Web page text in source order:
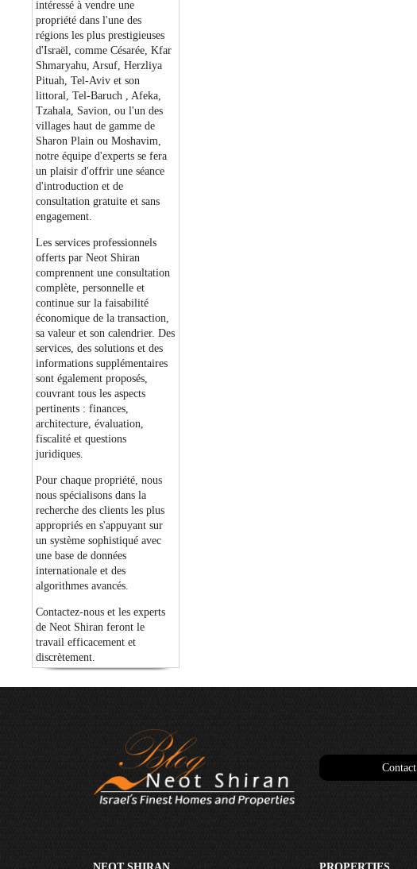
intéressé à vendre une
propriété dans l'une des
régions les plus prestigieuses
d'Israël, comme Césarée, Kfar
Shmaryahu, Arsuf, Herzliya
Pituah, Tel-Aviv et son
littoral, Tel-Baruch , Afeka,
Tzahala, Savion, ou l'un des
villages haut de gamme de
Sharon Plain ou Moshavim,
notre équipe d'experts se fera
un plaisir d'offrir une séance
d'introduction et de
consultation gratuite et sans
engagement.
Les services professionnels
offerts par Neot Shiran
comprennent une consultation
complète, personnelle et
continue sur la faisabilité
économique de la transaction,
sa valeur et son calendrier. Des
services, des solutions et des
informations supplémentaires
sont également proposés,
couvrant tous les aspects
pertinents : finances,
architecture, évaluation,
fiscalité et questions
juridiques.
Pour chaque propriété, nous
nous spécialisons dans la
recherche des clients les plus
appropriés en s'appuyant sur
un système sophistiqué avec
une base de données
internationale et des
algorithmes avancés.
Contactez-nous et les experts
de Neot Shiran feront le
travail efficacement et
discrètement.
Contact